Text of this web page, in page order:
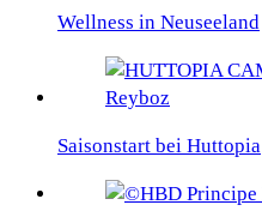
Wellness in Neuseeland
Saisonstart bei Huttopia